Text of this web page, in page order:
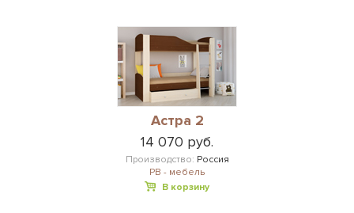
Астра 2
14 070 руб.
Производство: Россия
РВ - мебель
В корзину